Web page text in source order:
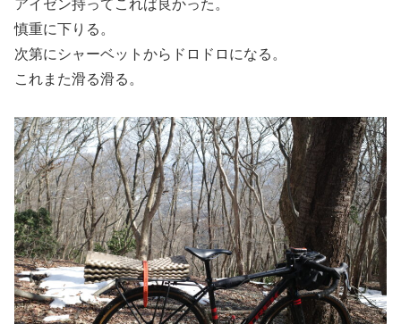
アイゼン持ってこれば良かった。
慎重に下りる。
次第にシャーベットからドロドロになる。
これまた滑る滑る。